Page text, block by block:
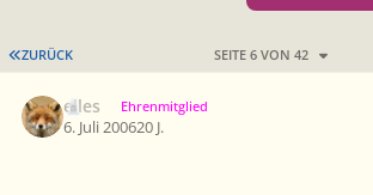
ERSTE SEITE
ZURÜCK SEITE 6 VON 42
elles Ehrenmitglied
6. Juli 200620 J.